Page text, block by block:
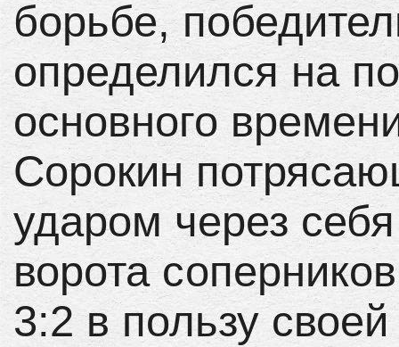
борьбе,
определился на
основного
Сорокин
ударом через
ворота
3:2 в пользу